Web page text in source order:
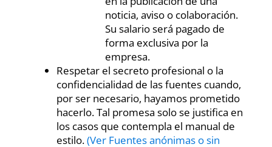
noticia, aviso o colaboración.
Su salario será pagado de
forma exclusiva por la
empresa.
Respetar el secreto profesional o la
confidencialidad de las fuentes cuando,
por ser necesario, hayamos prometido
hacerlo. Tal promesa solo se justifica en
los casos que contempla el manual de
estilo.(Ver Fuentes anónimas o sin